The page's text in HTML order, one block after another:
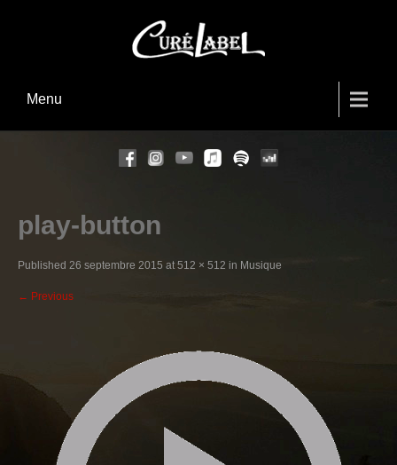
Menu
play-button
Published 26 septembre 2015 at512 × 512 in Musique
← Previous